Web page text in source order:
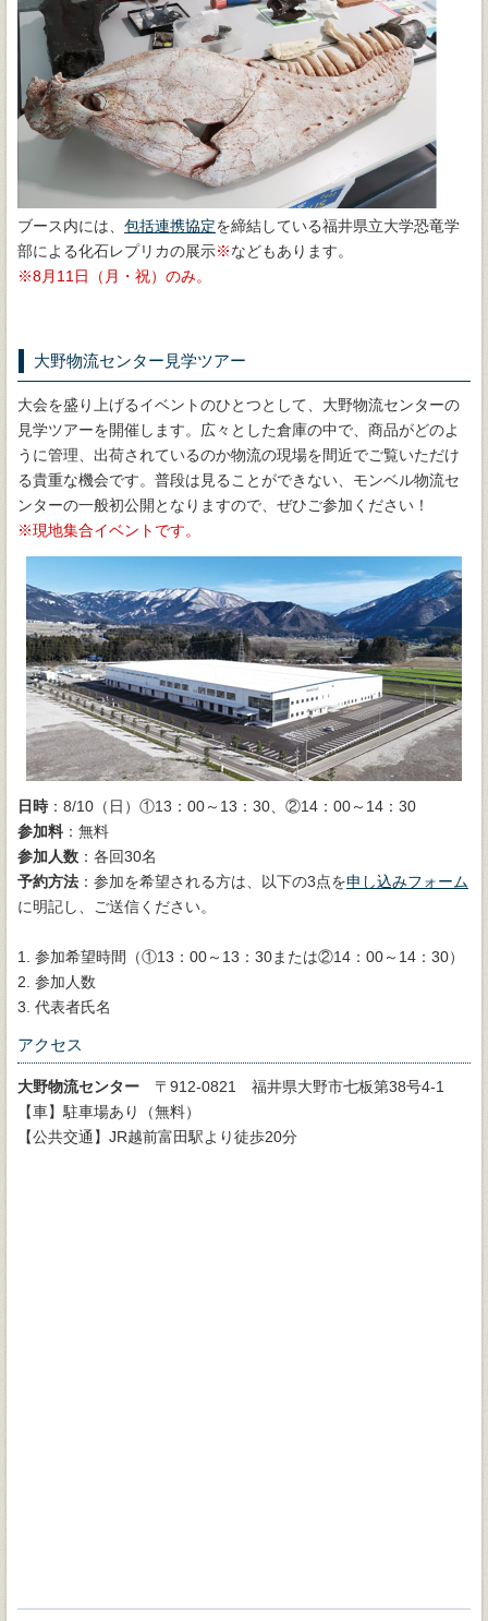
ブース内には、 包括連携協定を締結している福井県立大学恐竜学
部による化石レプリカの展示
などもあります。
8月11日（月・祝）のみ。
大野物流センター見学ツアー
大会を盛り上げるイベントのひとつとして、大野物流センターの
見学ツアーを開催します。広々とした倉庫の中で、商品がどのよ
うに管理、出荷されているのか物流の現場を間近でご覧いただけ
る貴重な機会です。普段は見ることができない、モンベル物流セ
ンターの一般初公開となりますので、ぜひご参加ください！
現地集合イベントです。
日時 ：8/10（日）①13：00～13：30、②14：00～14：30
参加料 ：無料
参加人数 ：各回30名
予約方法 ：参加を希望される方は、以下の3点を申し込みフォーム
に明記し、ご送信ください。
1. 参加希望時間（①13：00～13：30または②14：00～14：30）
2. 参加人数
3. 代表者氏名
アクセス
大野物流センター 〒912-0821 福井県大野市七板第38号4-1
【車】駐車場あり（無料）
【公共交通】JR越前富田駅より徒歩20分